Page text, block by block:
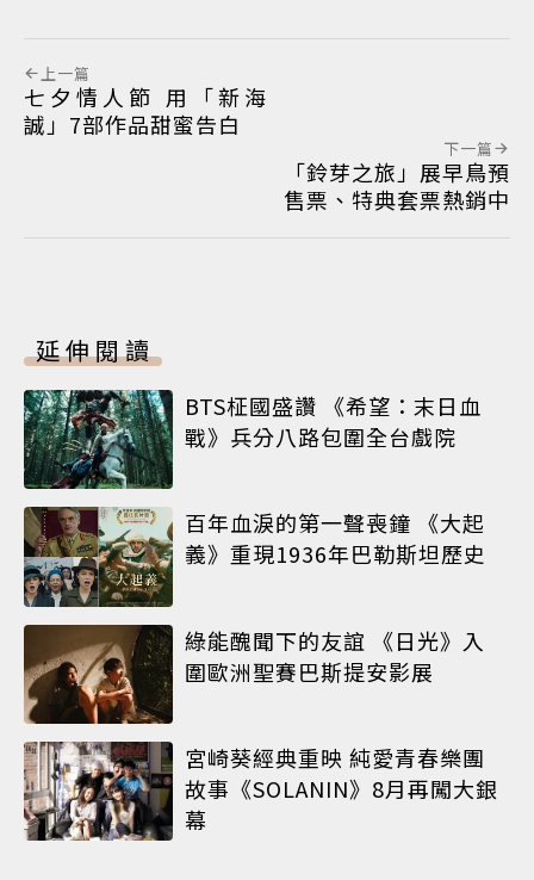
上一篇
七夕情人節 用「新海
誠」7部作品甜蜜告白
下一篇
「鈴芽之旅」展早鳥預
售票、特典套票熱銷中
延伸閱讀
BTS柾國盛讚 《希望：末日血
戰》兵分八路包圍全台戲院
百年血淚的第一聲喪鐘 《大起
義》重現1936年巴勒斯坦歷史
綠能醜聞下的友誼 《日光》入
圍歐洲聖賽巴斯提安影展
宮崎葵經典重映 純愛青春樂團
故事《SOLANIN》8月再闖大銀
幕